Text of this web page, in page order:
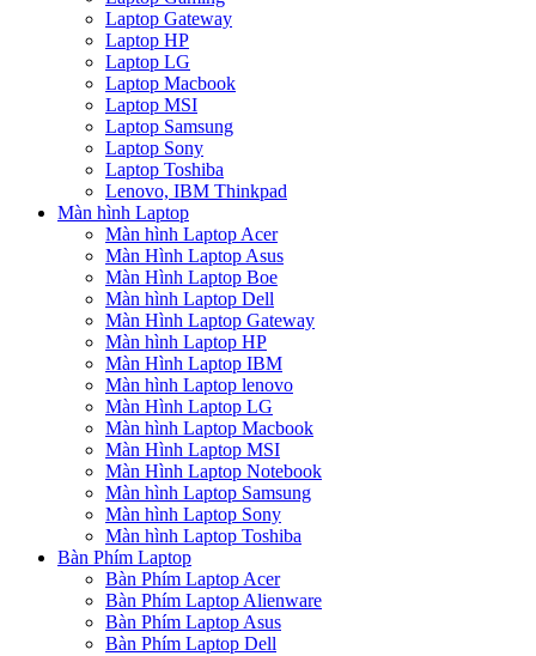
Laptop Gateway
Laptop HP
Laptop LG
Laptop Macbook
Laptop MSI
Laptop Samsung
Laptop Sony
Laptop Toshiba
Lenovo, IBM Thinkpad
Màn hình Laptop
Màn hình Laptop Acer
Màn Hình Laptop Asus
Màn Hình Laptop Boe
Màn hình Laptop Dell
Màn Hình Laptop Gateway
Màn hình Laptop HP
Màn Hình Laptop IBM
Màn hình Laptop lenovo
Màn Hình Laptop LG
Màn hình Laptop Macbook
Màn Hình Laptop MSI
Màn Hình Laptop Notebook
Màn hình Laptop Samsung
Màn hình Laptop Sony
Màn hình Laptop Toshiba
Bàn Phím Laptop
Bàn Phím Laptop Acer
Bàn Phím Laptop Alienware
Bàn Phím Laptop Asus
Bàn Phím Laptop Dell